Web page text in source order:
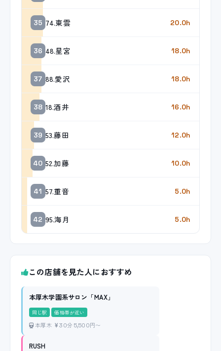
35 74.東雲 20.0h
36 48.星宮 18.0h
37 88.愛沢 18.0h
38 18.酒井 16.0h
39 53.藤田 12.0h
40 52.加藤 10.0h
41 57.重音 5.0h
42 95.海月 5.0h
この店舗を見た人におすすめ
本厚木学園系サロン「MAX」
同じ駅 価格帯が近い
本厚木 30分 5,500円〜
RUSH